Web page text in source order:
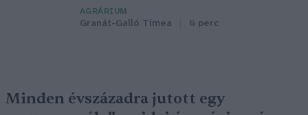
AGRÁRIUM
Granát-Galló Tímea 6 perc
Minden évszázadra jutott egy